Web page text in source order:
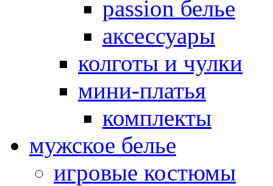
passion белье
аксессуары
колготы и чулки
мини-платья
комплекты
мужское белье
игровые костюмы